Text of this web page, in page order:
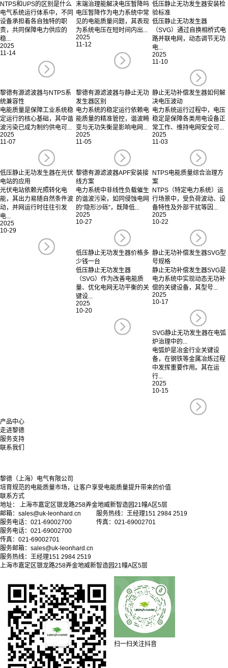
NTPS和UPS的区别是什么
电气系统运行体系中，不同
设备承担着各自独特的职
责，共同保障电力供应的
稳...
2025
11-14
末端治理能解决电压暂降吗
电压暂降作为电力系统中常
见的电能质量问题，其表现
为系统电压在短时间内出...
2025
11-12
低压静止无功发生器安装检
验标准
低压静止无功发生器
（SVG）通过自换相桥式电
路并联电网，动态调节无功
电...
2025
11-10
黎德有源滤波器与NTPS系
统兼容性
电能质量是保障工业系统稳
定运行的核心基础，其中谐
波污染已成为制约供电可...
2025
11-07
黎德有源滤波器与静止无功
发生器区别
电力系统的稳定运行依赖电
能质量的精准管控，谐波畸
变与无功失衡是影响电网...
2025
11-05
静止无功补偿发生器如何解
决电压波动
电力系统运行过程中，电压
稳定是保障各类用电设备正
常工作、维持电网安全可...
2025
11-03
低压静止无功发生器在光伏
电站的应用
光伏电站依赖光照转化电
能，其出力易随自然条件波
动，并网运行时往往引发
电...
2025
10-29
黎德有源滤波器APF安装接
线方案
电力系统中非线性负载催生
的谐波污染，如同侵蚀电网
的“隐形沙砾”，既降低...
2025
10-27
NTPS电能质量综合治理方
案
NTPS（特定电力系统）运
行场景中，受负荷波动、设
备特性及外部干扰等因...
2025
10-22
低压静止无功发生器价格多
少钱一台
低压静止无功发生器
（SVG）作为改善电能质
量、优化电网无功平衡的关
键设...
2025
10-20
静止无功补偿发生器SVG型
号规格
静止无功补偿发生器SVG是
电力系统中实现动态无功补
偿的关键设备，其型号...
2025
10-17
SVG静止无功发生器在电弧
炉治理中的...
电弧炉是冶金行业关键设
备，在钢铁等金属冶炼过程
中发挥重要作用。其在运
行...
2025
10-15
产品中心
走进黎德
服务支持
联系我们
黎德（上海）电气有限公司
培育规范的电能质量市场，让客户享受电能质量提升带来的价值
联系方式
地址： 上海市嘉定区银龙路258弄金地威新智造园21幢A区5层
邮箱：sales@uk-leonhard.cn 服务热线：王经理151 2984 2519
服务电话：021-69002700 传真：021-69002701
服务电话：021-69002700
传真：021-69002701
服务邮箱： sales@uk-leonhard.cn
服务热线：王经理151 2984 2519
上海市嘉定区银龙路258弄金地威新智造园21幢A区5层
扫一扫关注抖音